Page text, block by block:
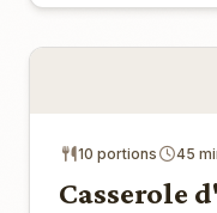
10 portions 45
Casserole